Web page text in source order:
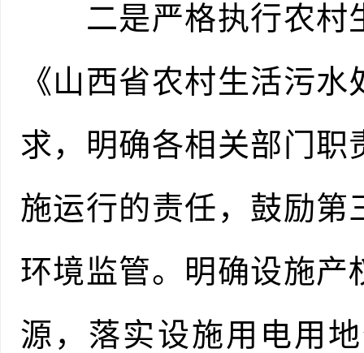
二是严格执行农村
《山西省农村生活污
求，明确各相关部门职
施运行的责任，鼓励第
环境监管。明确设施产
源，落实设施用电用